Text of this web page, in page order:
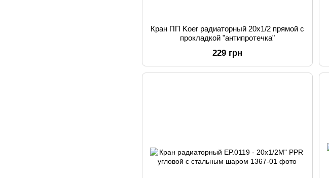
Кран ПП Koer радиаторный 20x1/2 прямой с
прокладкой "антипротечка"
229 грн